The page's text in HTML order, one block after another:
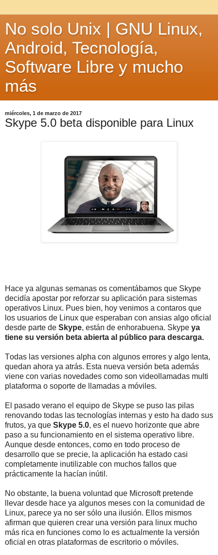
No solo Unix | GNU Linux,
Android, Tecnología,
Software Libre y mucho
más
miércoles, 1 de marzo de 2017
Skype 5.0 beta disponible para Linux
Hace ya algunas semanas os comentábamos que Skype
decidía apostar por reforzar su aplicación para sistemas
operativos Linux. Pues bien, hoy venimos a contaros que
los usuarios de Linux que esperaban con ansias algo oficial
desde parte de Skype, están de enhorabuena. Skype ya
tiene su versión beta abierta al público para descarga.
Todas las versiones alpha con algunos errores y algo lenta,
quedan ahora ya atrás. Esta nueva versión beta además
viene con varias novedades como son videollamadas multi
plataforma o soporte de llamadas a móviles.
El pasado verano el equipo de Skype se puso las pilas
renovando todas las tecnologías internas y esto ha dado sus
frutos, ya que Skype 5.0, es el nuevo horizonte que abre
paso a su funcionamiento en el sistema operativo libre.
Aunque desde entonces, como en todo proceso de
desarrollo que se precie, la aplicación ha estado casi
completamente inutilizable con muchos fallos que
prácticamente la hacían inútil.
No obstante, la buena voluntad que Microsoft pretende
llevar desde hace ya algunos meses con la comunidad de
Linux, parece ya no ser sólo una ilusión. Ellos mismos
afirman que quieren crear una versión para linux mucho
más rica en funciones como lo es actualmente la versión
oficial en otras plataformas de escritorio o móviles.